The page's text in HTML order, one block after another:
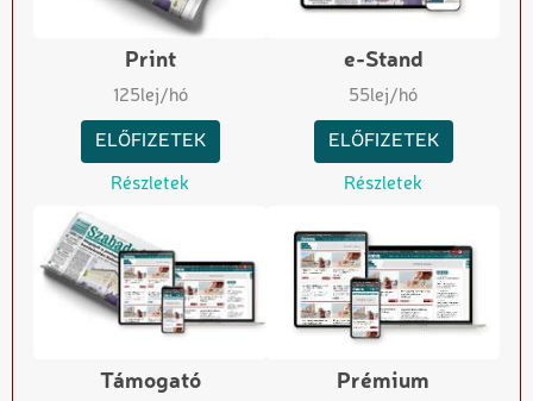
Print
125lej/hó
ELŐFIZETEK
Részletek
e-Stand
55lej/hó
ELŐFIZETEK
Részletek
Támogató Prémium